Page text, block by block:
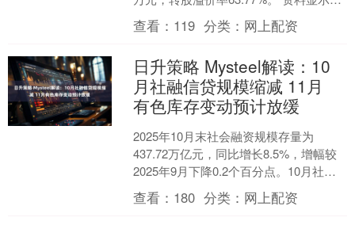
浩瀚转债信用级别为“A+”....
查看： 119 分类： 网上配资
日升策略 Mysteel解读：10
月社融信贷规模缩减 11月
有色库存变动预计放缓
2025年10月末社会融资规模存量为
437.72万亿元，同比增长8.5%，增幅较
2025年9月下降0.2个百分点。10月社会
融资规模增量约为8100亿元，较20....
查看： 180 分类： 网上配资